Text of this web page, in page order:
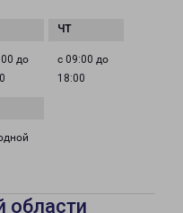
до
с 09:00 до
18:00
области